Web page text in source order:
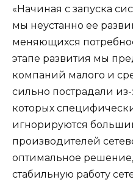
«Начиная с запуска
мы неустанно ее
меняющихся
этапе развития мы
компаний малого и
сильно пострадали
которых
игнорируются
производителей
оптимальное
стабильную работу